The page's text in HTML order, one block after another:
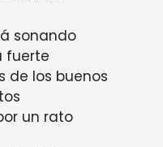
sonando
fuerte
de los buenos
un rato